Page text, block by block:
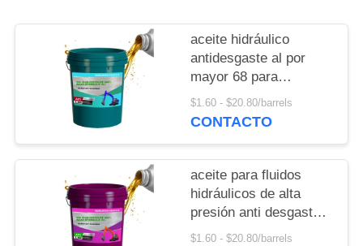
PRIVACY
POLICY
aceite hidráulico
antidesgaste al por
mayor 68 para
excavadoras y
carretillas elevadoras
$1.60 - $20.80/barrels
CONTACTO
aceite para fluidos
hidráulicos de alta
presión anti desgaste
VG L HM 68
$1.60 - $20.80/barrels